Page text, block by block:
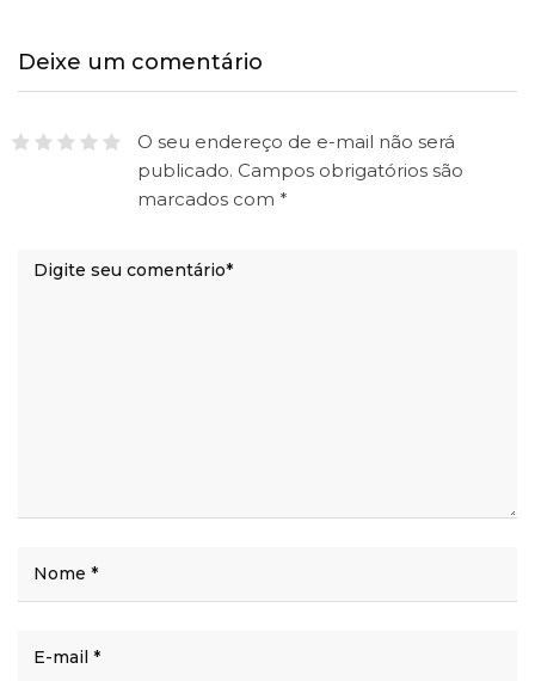
Deixe um comentário
O seu endereço de e-mail não será
publicado. Campos obrigatórios são
marcados com *